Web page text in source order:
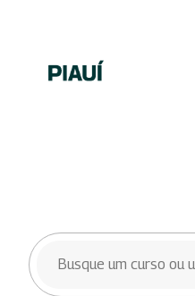
BUSCAR CURSOS